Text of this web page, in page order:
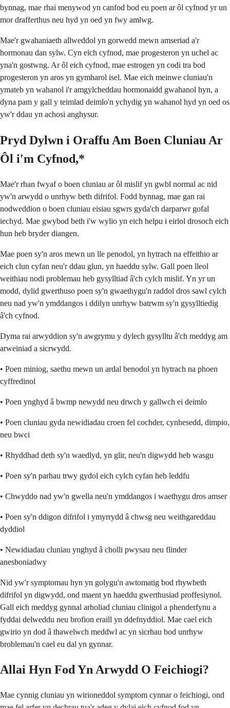
bynnag, mae rhai menywod yn canfod bod eu poen ar ôl cyfnod yr un
mor drafferthus neu hyd yn oed yn fwy amlwg.
Mae'r gwahaniaeth allweddol yn gorwedd mewn amseriad a'r
hormonau dan sylw. Cyn eich cyfnod, mae progesteron yn uchel ac
yna'n gostwng. Ar ôl eich cyfnod, mae estrogen yn codi tra bod
progesteron yn aros yn gymharol isel. Mae eich meinwe cluniau'n
ymateb yn wahanol i'r amgylcheddau hormonaidd gwahanol hyn, a
dyna pam y gall y teimlad deimlo'n ychydig yn wahanol hyd yn oed os
yw'r ddau yn achosi anghysur.
Pryd Dylwn i Oraffu Am Boen Cluniau Ar
Ôl i'm Cyfnod,*
Mae'r rhan fwyaf o boen cluniau ar ôl mislif yn gwbl normal ac nid
yw'n arwydd o unrhyw beth difrifol. Fodd bynnag, mae gan rai
nodweddion o boen cluniau eisiau sgwrs gyda'ch darparwr gofal
iechyd. Mae gwybod beth i'w wylio yn eich helpu i eiriol drosoch eich
hun heb bryder diangen.
Mae poen sy'n aros mewn un lle penodol, yn hytrach na effeithio ar
eich clun cyfan neu'r ddau glun, yn haeddu sylw. Gall poen lleol
weithiau nodi problemau heb gysylltiad â'ch cylch mislif. Yn yr un
modd, dylid gwerthuso poen sy'n gwaethygu'n raddol dros sawl cylch
neu nad yw'n ymddangos i ddilyn unrhyw batrwm sy'n gysylltiedig
â'ch cyfnod.
Dyma rai arwyddion sy'n awgrymu y dylech gysylltu â'ch meddyg am
arweiniad a sicrwydd.
• Poen miniog, saethu mewn un ardal benodol yn hytrach na phoen
cyffredinol
• Poen ynghyd â bwmp newydd neu drwch y gallwch ei deimlo
• Poen cluniau gyda newidiadau croen fel cochder, cynhesedd, dimpio,
neu bwci
• Rhyddhad deth sy'n waedlyd, yn glir, neu'n digwydd heb wasgu
• Poen sy'n parhau trwy gydol eich cylch cyfan heb leddfu
• Chwyddo nad yw'n gwella neu'n ymddangos i waethygu dros amser
• Poen sy'n ddigon difrifol i ymyrrydd â chwsg neu weithgareddau
dyddiol
• Newidiadau cluniau ynghyd â cholli pwysau neu flinder
anesboniadwy
Nid yw'r symptomau hyn yn golygu'n awtomatig bod rhywbeth
difrifol yn digwydd, ond maent yn haeddu gwerthusiad proffesiynol.
Gall eich meddyg gynnal arholiad cluniau clinigol a phenderfynu a
fyddai delweddu neu brofion eraill yn ddefnyddiol. Mae cael eich
gwirio yn dod â thawelwch meddwl ac yn sicrhau bod unrhyw
broblemau'n cael eu dal yn gynnar.
Allai Hyn Fod Yn Arwydd O Feichiogi?
Mae cynnig cluniau yn wirioneddol symptom cynnar o feichiogi, ond